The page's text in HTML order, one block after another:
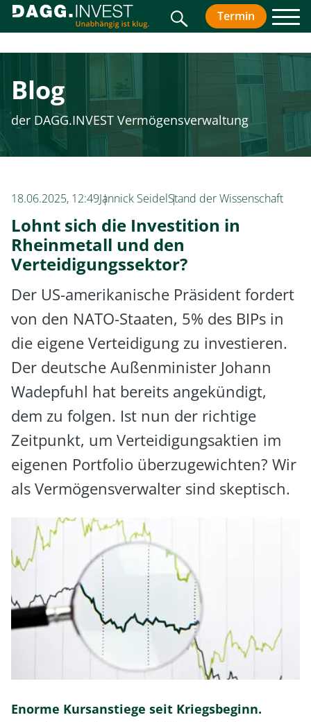
SucheTermin
Blog
der DAGG.INVEST Vermögensverwaltung
18.06.2025, 12:49Jannick SeidelStand der Wissenschaft
Lohnt sich die Investition in
Rheinmetall und den
Verteidigungssektor?
Der US-amerikanische Präsident fordert
von den NATO-Staaten, 5% des BIPs in
die eigene Verteidigung zu investieren.
Der deutsche Außenminister Johann
Wadepfuhl hat bereits angekündigt,
dem zu folgen. Ist nun der richtige
Zeitpunkt, um Verteidigungsaktien im
eigenen Portfolio überzugewichten? Wir
als Vermögensverwalter sind skeptisch.
Enorme Kursanstiege seit Kriegsbeginn.